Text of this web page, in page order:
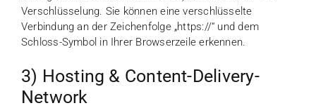
Verschlüsselung. Sie können eine verschlüsselte
Verbindung an der Zeichenfolge „https://“ und dem
Schloss-Symbol in Ihrer Browserzeile erkennen.
3) Hosting & Content-Delivery-
Network